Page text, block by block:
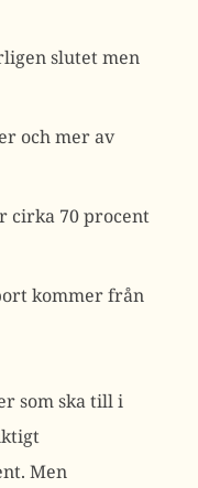
slutet men
och mer av
cirka 70 procent
kommer från
som ska till i
Men